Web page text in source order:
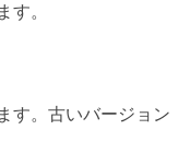
す。
す。古いバージョン